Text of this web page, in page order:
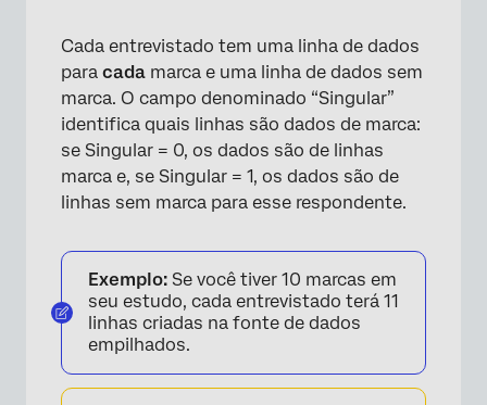
Cada entrevistado tem uma linha de dados
para cada marca e uma linha de dados sem
marca. O campo denominado “Singular”
identifica quais linhas são dados de marca:
se Singular = 0, os dados são de linhas
marca e, se Singular = 1, os dados são de
linhas sem marca para esse respondente.
Exemplo: Se você tiver 10 marcas em
seu estudo, cada entrevistado terá 11
linhas criadas na fonte de dados
empilhados.